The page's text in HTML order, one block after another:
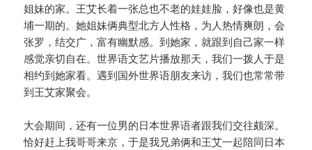
姐妹的家。王艾长着一张总也不老的娃娃脸，好像也是黄
埔一期的。她姐妹俩典型北方人性格，为人热情爽朗，会
张罗，结交广，富有幽默感。到她家，就跟到自己家一样
感觉亲切自在。世界语文艺片播放那天，我们一拨人于是
相约到她家看。遇到国外世界语朋友来访，我们也常常带
到王艾家聚会。
大会期间，还有一位男的日本世界语者跟我们交往颇深。
恰好赶上我哥哥来京，于是我兄弟俩和王艾一起陪同日本